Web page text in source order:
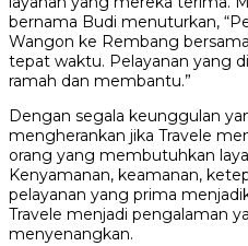
bernama Budi menuturkan,
Wangon ke Rembang
tepat waktu. Pelayanan yang
ramah dan membantu.”
Dengan segala keunggulan
mengherankan jika Travele
orang yang membutuhkan
Kenyamanan, keamanan,
pelayanan yang prima
Travele menjadi pengalaman
menyenangkan.